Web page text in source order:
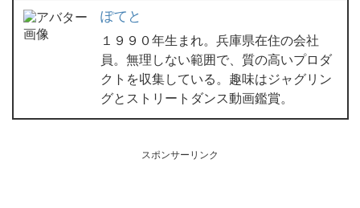
ぽてと
１９９０年生まれ。兵庫県在住の会社
員。無理しない範囲で、質の高いプロダ
クトを収集している。趣味はジャグリン
グとストリートダンス動画鑑賞。
スポンサーリンク